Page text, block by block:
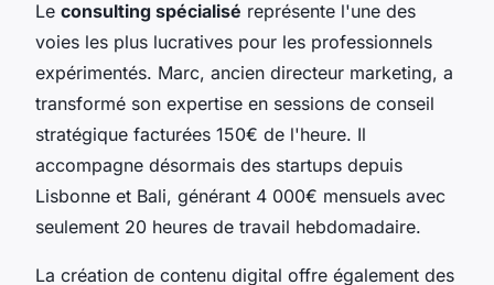
Le consulting spécialisé représente l'une des
voies les plus lucratives pour les professionnels
expérimentés. Marc, ancien directeur marketing, a
transformé son expertise en sessions de conseil
stratégique facturées 150€ de l'heure. Il
accompagne désormais des startups depuis
Lisbonne et Bali, générant 4 000€ mensuels avec
seulement 20 heures de travail hebdomadaire.
La création de contenu digital offre également des